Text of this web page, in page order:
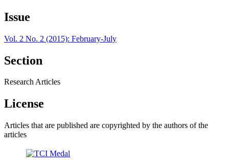
Issue
Vol. 2 No. 2 (2015): February-July
Section
Research Articles
License
Articles that are published are copyrighted by the authors of the
articles